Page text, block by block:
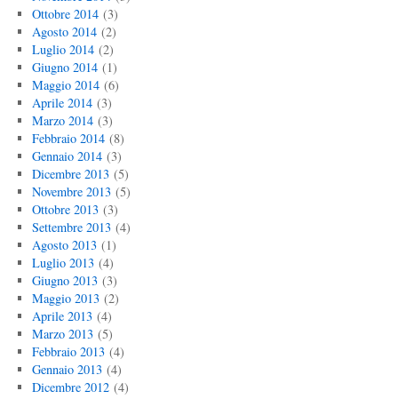
Ottobre 2014(3)
Agosto 2014(2)
Luglio 2014(2)
Giugno 2014(1)
Maggio 2014(6)
Aprile 2014(3)
Marzo 2014(3)
Febbraio 2014(8)
Gennaio 2014(3)
Dicembre 2013(5)
Novembre 2013(5)
Ottobre 2013(3)
Settembre 2013(4)
Agosto 2013(1)
Luglio 2013(4)
Giugno 2013(3)
Maggio 2013(2)
Aprile 2013(4)
Marzo 2013(5)
Febbraio 2013(4)
Gennaio 2013(4)
Dicembre 2012(4)